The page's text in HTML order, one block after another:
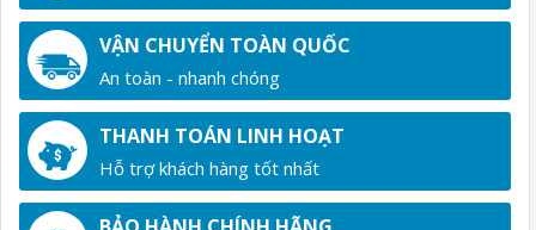
VẬN CHUYỂN TOÀN QUỐC
An toàn - nhanh chóng
THANH TOÁN LINH HOẠT
Hỗ trợ khách hàng tốt nhất